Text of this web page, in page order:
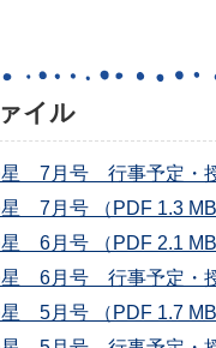
イル
7月号 行事予定・授
7月号 （PDF 1.3 MB
6月号 （PDF 2.1 MB
6月号 行事予定・授
5月号 （PDF 1.7 MB